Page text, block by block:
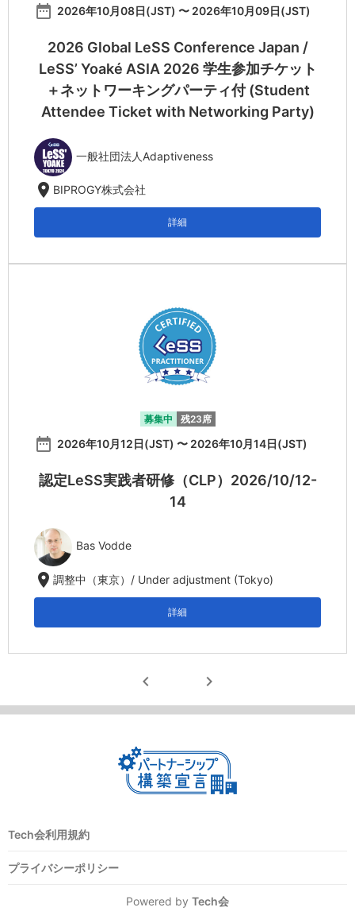
date_range 2026年10月08日(JST) 〜 2026年10月09日(JST)
2026 Global LeSS Conference Japan /
LeSS’ Yoaké ASIA 2026 学生参加チケット
＋ネットワーキングパーティ付 (Student
Attendee Ticket with Networking Party)
一般社団法人Adaptiveness
location_on BIPROGY株式会社
詳細
募集中 残23席
date_range 2026年10月12日(JST) 〜 2026年10月14日(JST)
認定LeSS実践者研修（CLP）2026/10/12-
14
Bas Vodde
location_on調整中（東京）/ Under adjustment (Tokyo)
詳細
chevron_left chevron_right
Tech会利用規約
プライバシーポリシー
Powered by Tech会